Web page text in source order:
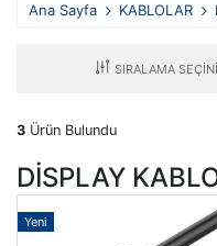
Ana Sayfa KABLOLAR
3 Ürün Bulundu
DİSPLAY
Yeni